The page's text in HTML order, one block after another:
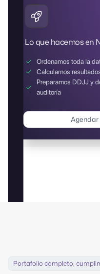
Lo que hacemos en
Ordenamos toda la
Calculamos
Preparamos DDJJ y
auditoría
Portafolio completo,